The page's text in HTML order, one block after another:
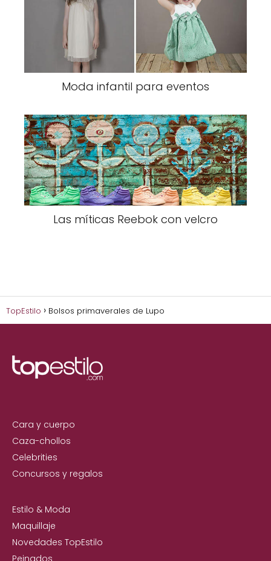
Moda infantil para eventos
Las míticas Reebok con velcro
TopEstilo Bolsos primaverales de Lupo
Cara y cuerpo
Caza-chollos
Celebrities
Concursos y regalos
Estilo & Moda
Maquillaje
Novedades TopEstilo
Peinados